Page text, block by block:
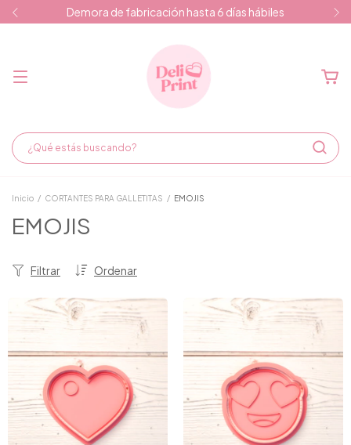
Demora de fabricación hasta 6 días hábiles
Inicio / CORTANTES PARA GALLETITAS / EMOJIS
EMOJIS
Ordenar
Filtrar